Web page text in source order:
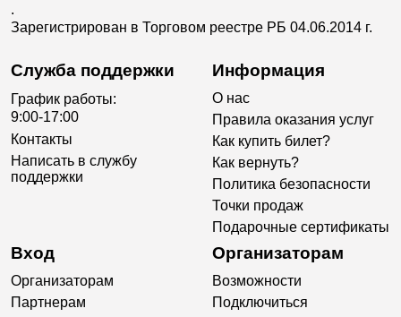
.
Зарегистрирован в Торговом реестре РБ 04.06.2014 г.
Служба поддержки
График работы:
9:00-17:00
Контакты
Написать в службу
поддержки
Информация
О нас
Правила оказания услуг
Как купить билет?
Как вернуть?
Политика безопасности
Точки продаж
Подарочные сертификаты
Вход
Организаторам
Партнерам
Организаторам
Возможности
Подключиться